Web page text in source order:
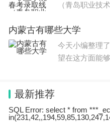
（青岛职业技
46分。 夏季高考录取平均分提升明显。今年招
生计划实现了
内蒙古有哪些大学
今天小编整理
望在这方面能够更好
最新推荐
SQL Error: select * from